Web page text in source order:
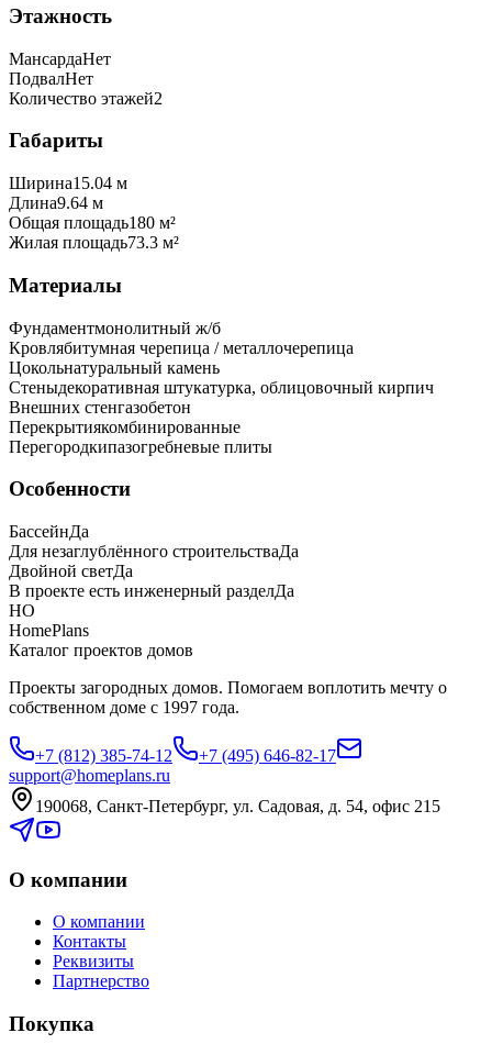
Этажность
МансардаНет
ПодвалНет
Количество этажей2
Габариты
Ширина15.04 м
Длина9.64 м
Общая площадь180 м²
Жилая площадь73.3 м²
Материалы
Фундаментмонолитный ж/б
Кровлябитумная черепица / металлочерепица
Цокольнатуральный камень
Стеныдекоративная штукатурка, облицовочный кирпич
Внешних стенгазобетон
Перекрытиякомбинированные
Перегородкипазогребневые плиты
Особенности
БассейнДа
Для незаглублённого строительстваДа
Двойной светДа
В проекте есть инженерный разделДа
HO
HomePlans
Каталог проектов домов
Проекты загородных домов. Помогаем воплотить мечту о
собственном доме с 1997 года.
+7 (812) 385-74-12
+7 (495) 646-82-17
support@homeplans.ru
190068, Санкт-Петербург, ул. Садовая, д. 54, офис 215
О компании
О компании
Контакты
Реквизиты
Партнерство
Покупка